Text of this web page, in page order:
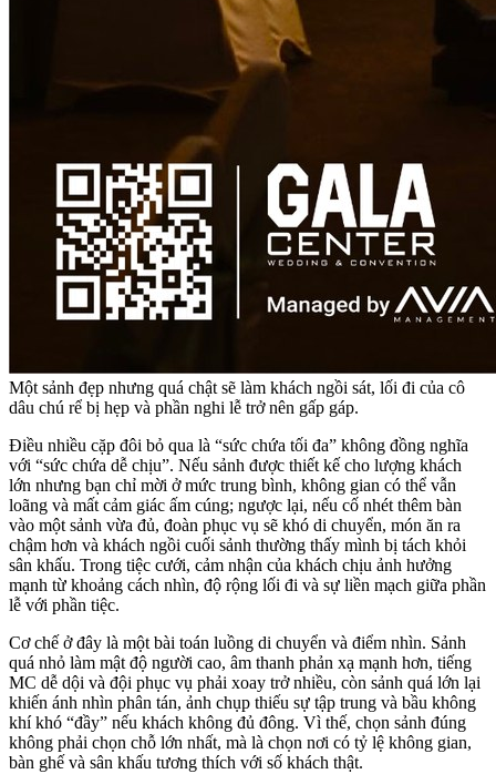
Một sảnh đẹp nhưng quá chật sẽ làm khách ngồi sát, lối đi của cô
dâu chú rể bị hẹp và phần nghi lễ trở nên gấp gáp.
Điều nhiều cặp đôi bỏ qua là “sức chứa tối đa” không đồng nghĩa
với “sức chứa dễ chịu”. Nếu sảnh được thiết kế cho lượng khách
lớn nhưng bạn chỉ mời ở mức trung bình, không gian có thể vẫn
loãng và mất cảm giác ấm cúng; ngược lại, nếu cố nhét thêm bàn
vào một sảnh vừa đủ, đoàn phục vụ sẽ khó di chuyển, món ăn ra
chậm hơn và khách ngồi cuối sảnh thường thấy mình bị tách khỏi
sân khấu. Trong tiệc cưới, cảm nhận của khách chịu ảnh hưởng
mạnh từ khoảng cách nhìn, độ rộng lối đi và sự liền mạch giữa phần
lễ với phần tiệc.
Cơ chế ở đây là một bài toán luồng di chuyển và điểm nhìn. Sảnh
quá nhỏ làm mật độ người cao, âm thanh phản xạ mạnh hơn, tiếng
MC dễ dội và đội phục vụ phải xoay trở nhiều, còn sảnh quá lớn lại
khiến ánh nhìn phân tán, ảnh chụp thiếu sự tập trung và bầu không
khí khó “đầy” nếu khách không đủ đông. Vì thế, chọn sảnh đúng
không phải chọn chỗ lớn nhất, mà là chọn nơi có tỷ lệ không gian,
bàn ghế và sân khấu tương thích với số khách thật.